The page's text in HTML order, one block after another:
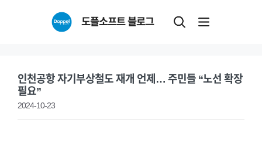
도플소프트 블로그
인천공항 자기부상철도 재개 언제… 주민들 “노선 확장
필요”
2024-10-23